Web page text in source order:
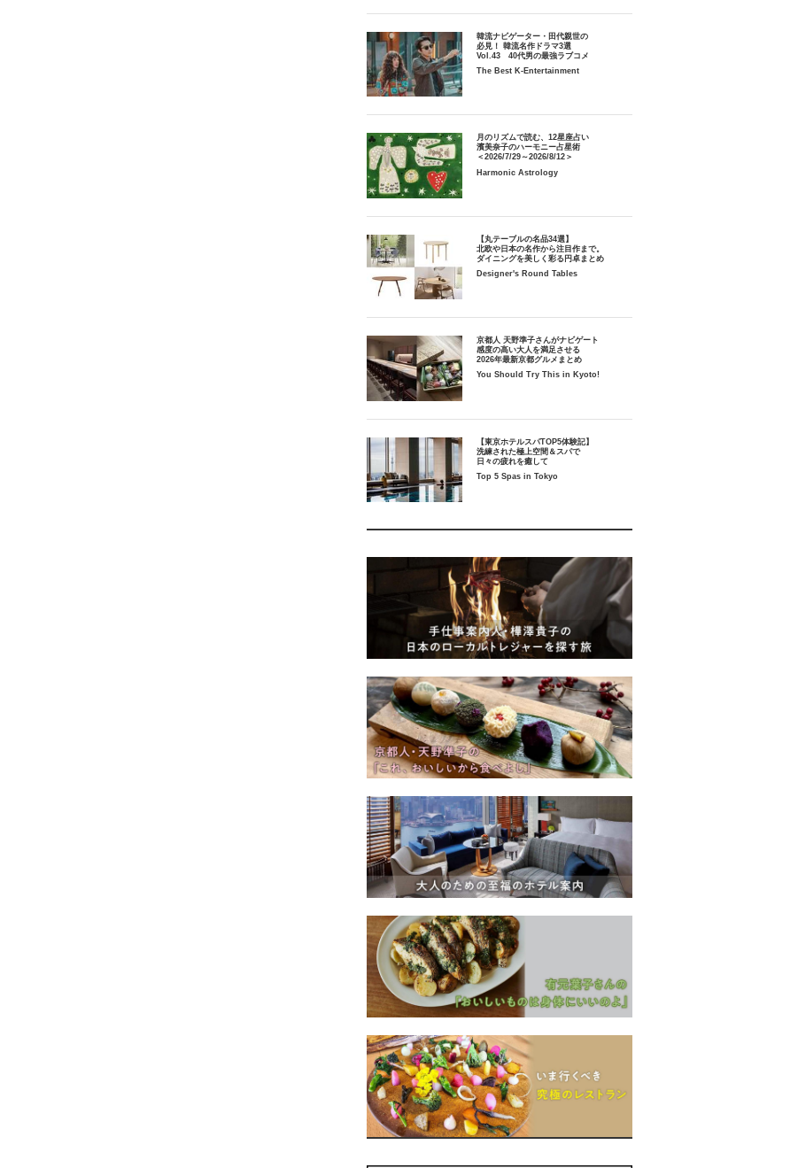
韓流ナビゲーター・田代親世の
必見！ 韓流名作ドラマ3選
Vol.43 40代男の最強ラブコメ
The Best K-Entertainment
月のリズムで読む、12星座占い
濱美奈子のハーモニー占星術
＜2026/7/29～2026/8/12＞
Harmonic Astrology
【丸テーブルの名品34選】
北欧や日本の名作から注目作まで。
ダイニングを美しく彩る円卓まとめ
Designer's Round Tables
京都人 天野準子さんがナビゲート
感度の高い大人を満足させる
2026年最新京都グルメまとめ
You Should Try This in Kyoto!
【東京ホテルスパTOP5体験記】
洗練された極上空間＆スパで
日々の疲れを癒して
Top 5 Spas in Tokyo